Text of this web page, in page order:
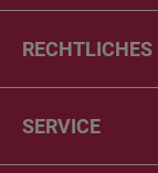
RECHTLICHES
SERVICE